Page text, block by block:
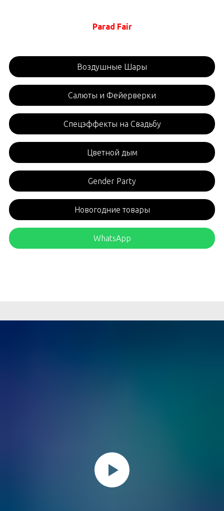
Parad Fair
Воздушные Шары
Салюты и Фейерверки
Спецэффекты на Свадьбу
Цветной дым
Gender Party
Новогодние товары
WhatsApp